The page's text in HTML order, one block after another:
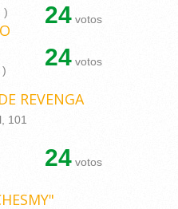
) 24 votos
) 24 votos
REVENGA
101
24 votos